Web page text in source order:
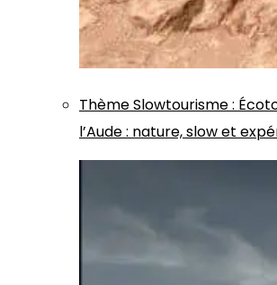
ThèmeSlowtourisme:
l’Aude : nature, slow et